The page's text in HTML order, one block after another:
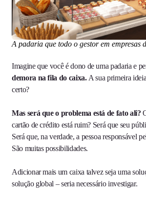
A padaria que todo o gestor em empresas
Imagine que você é dono de uma padaria e
demora na fila do caixa. A sua primeira
certo?
Mas será que o problema está de fato ali?
cartão de crédito está ruim? Será que seu
Será que, na verdade, a pessoa responsável
São muitas possibilidades.
Adicionar mais um caixa talvez seja uma
solução global – seria necessário investigar.